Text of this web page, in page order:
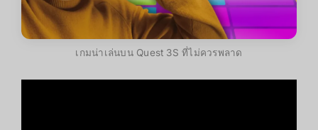
เกมน่าเล่นบน Quest 3S ที่ไม่ควรพลาด